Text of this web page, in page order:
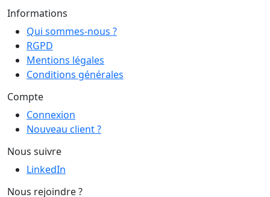
Informations
Qui sommes-nous ?
RGPD
Mentions légales
Conditions générales
Compte
Connexion
Nouveau client ?
Nous suivre
LinkedIn
Nous rejoindre ?